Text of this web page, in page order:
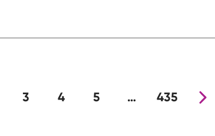
3 4 5 … 435Nova